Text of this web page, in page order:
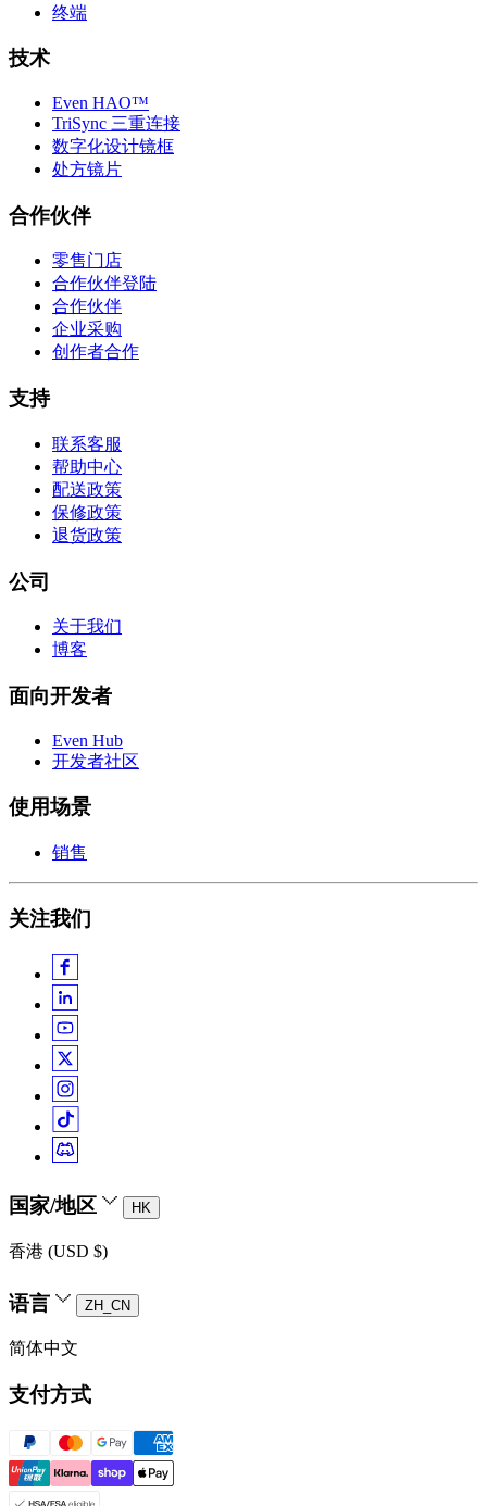
终端
技术
Even HAO™
TriSync 三重连接
数字化设计镜框
处方镜片
合作伙伴
零售门店
合作伙伴登陆
合作伙伴
企业采购
创作者合作
支持
联系客服
帮助中心
配送政策
保修政策
退货政策
公司
关于我们
博客
面向开发者
Even Hub
开发者社区
使用场景
销售
关注我们
国家/地区 HK
香港 (USD $)
语言 ZH_CN
简体中文
支付方式